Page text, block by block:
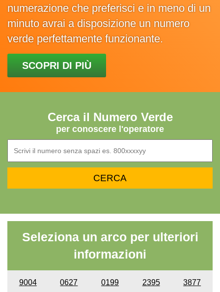
numerazione che preferisci e in meno di un
minuto avrai a disposizione un numero
verde perfettamente funzionante.
SCOPRI DI PIÙ
Cerca il Numero Verde
per conoscere l'operatore
Seleziona un arco per ulteriori
informazioni
9004 0627 0199 2395 3877